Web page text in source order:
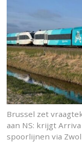
Brussel zet
aan NS: krijgt
spoorlijnen via